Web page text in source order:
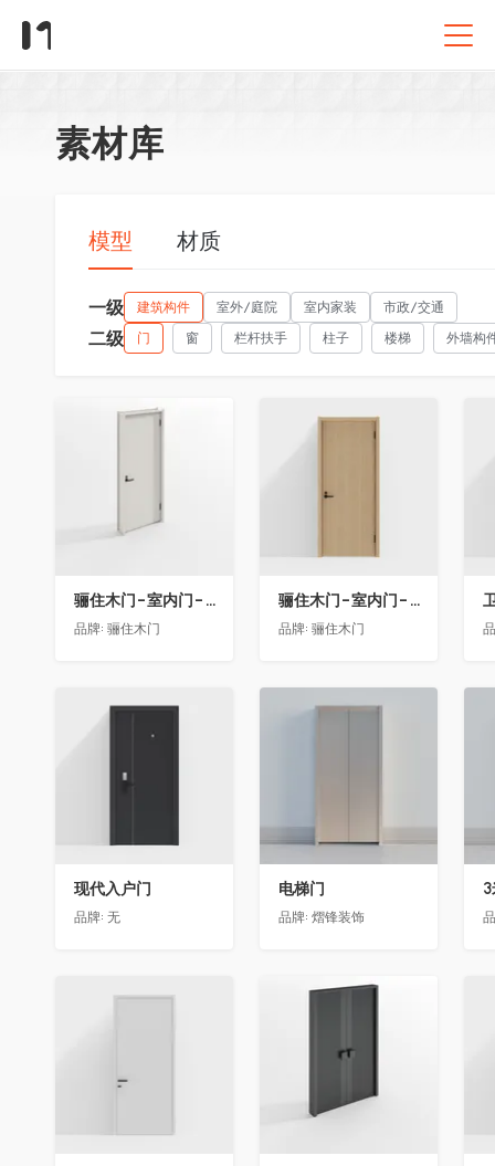
素材库
模型 材质
一级 建筑构件 室外/庭院 室内家装 市政/交通
二级 门 窗 栏杆扶手 柱子 楼梯 外墙构
收藏
骊住木门-室内门-单开门-BFA-EF浅灰色
品牌: 骊住木门
收藏
骊住木门-室内门-单开门-BFA-PP麦芽黄色
品牌: 骊住木门
收藏
现代入户门
品牌: 无
收藏
电梯门
品牌: 熠锋装饰